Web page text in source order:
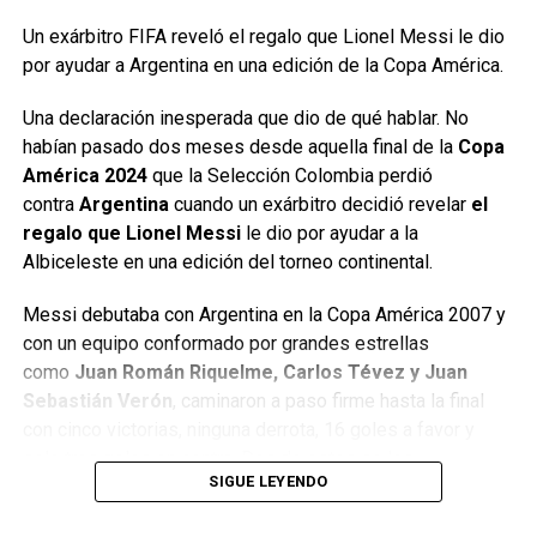
90+7, pero luego acudió al VAR y revirtió la decisión,
desatando la algarabía de los sudamericanos y la
El equipo de la mitad del mundo basa su fortaleza en
una combinación de experimentados jugadores, como
el goleador Enner Valencia y el lateral Piero
Hincapie,con jóvenes como el prometedor juvenil Kendry
Páez y Moisés Caicedo.
Sin embargo, no parece argumento suficiente como para
doblegar al sólido equipo argentino.
Los campeones del mundo respondieron a las
victoria el sábado ante Perú (2-0) sin la presencia de su
estrella Lionel Messi, tocado en el aductor de su pierna
Un exárbitro FIFA reveló el regalo que Lionel Messi le dio
por ayudar a Argentina en una edición de la Copa América.
Una declaración inesperada que dio de qué hablar. No
habían pasado dos meses desde aquella final de la Copa
América 2024que la Selección Colombia perdió
contra Argentina cuando un exárbitro decidió revelar el
regalo que Lionel Messi le dio por ayudar a la
Albiceleste en una edición del torneo continental.
Messi debutaba con Argentina en la Copa América 2007 y
con un equipo conformado por grandes estrellas
como Juan Román Riquelme, Carlos Tévez y Juan
Sebastián Verón , caminaron a paso firme hasta la final
solo tres goles en contra. Dos de estos se los
SIGUE LEYENDO